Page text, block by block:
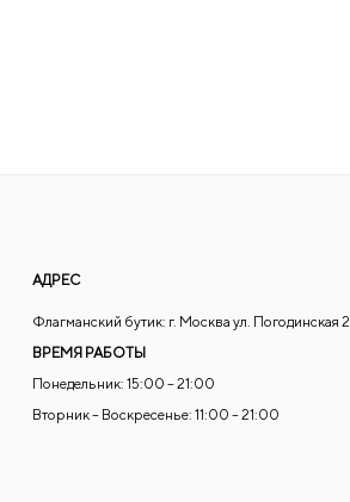
АДРЕС
Флагманский бутик: г. Москва ул. Погодинская 2
ВРЕМЯ РАБОТЫ
Понедельник: 15:00 – 21:00
Вторник – Воскресенье: 11:00 – 21:00